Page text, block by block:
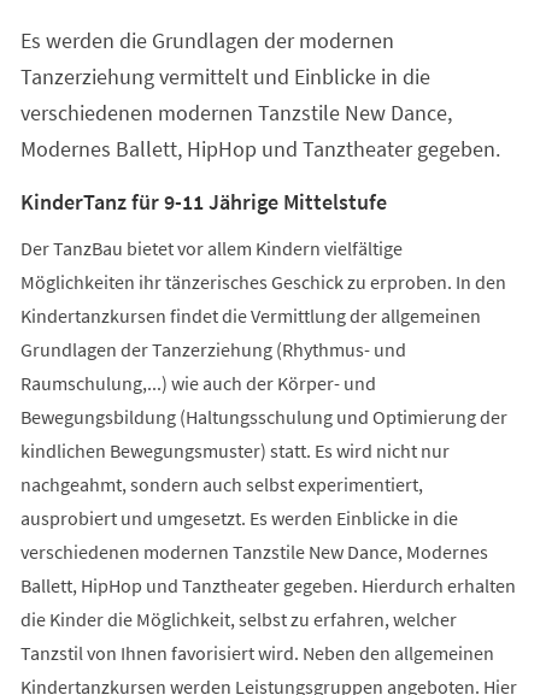
Es werden die Grundlagen der modernen
Tanzerziehung vermittelt und Einblicke in die
verschiedenen modernen Tanzstile New Dance,
Modernes Ballett, HipHop und Tanztheater gegeben.
KinderTanz für 9-11 Jährige Mittelstufe
Der TanzBau bietet vor allem Kindern vielfältige
Möglichkeiten ihr tänzerisches Geschick zu erproben. In den
Kindertanzkursen findet die Vermittlung der allgemeinen
Grundlagen der Tanzerziehung (Rhythmus- und
Raumschulung,...) wie auch der Körper- und
Bewegungsbildung (Haltungsschulung und Optimierung der
kindlichen Bewegungsmuster) statt. Es wird nicht nur
nachgeahmt, sondern auch selbst experimentiert,
ausprobiert und umgesetzt. Es werden Einblicke in die
verschiedenen modernen Tanzstile New Dance, Modernes
Ballett, HipHop und Tanztheater gegeben. Hierdurch erhalten
die Kinder die Möglichkeit, selbst zu erfahren, welcher
Tanzstil von Ihnen favorisiert wird. Neben den allgemeinen
Kindertanzkursen werden Leistungsgruppen angeboten. Hier